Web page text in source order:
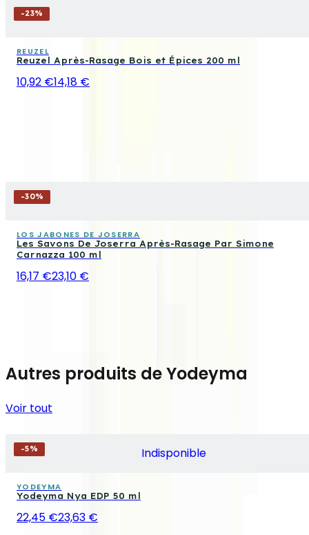
-23%
REUZEL
Reuzel Après-Rasage Bois et Épices 200 ml
10,92 €14,18 €
-30%
LOS JABONES DE JOSERRA
Les Savons De Joserra Après-Rasage Par Simone
Carnazza 100 ml
16,17 €23,10 €
Autres produits de Yodeyma
Voir tout
-5% Indisponible
YODEYMA
Yodeyma Nya EDP 50 ml
22,45 €23,63 €